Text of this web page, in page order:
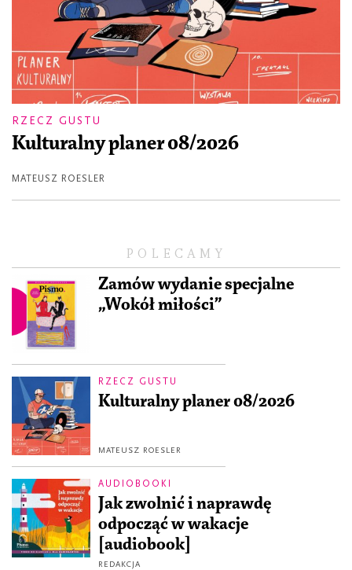
POLECAMY
Zamów wydanie specjalne
„Wokół miłości”
RZECZ GUSTU
Kulturalny planer 08/2026
MATEUSZ ROESLER
AUDIOBOOKI
Jak zwolnić i naprawdę
odpocząć w wakacje
[audiobook]
REDAKCJA
RZECZ GUSTU
Kulturalny planer 08/2026
MATEUSZ ROESLER